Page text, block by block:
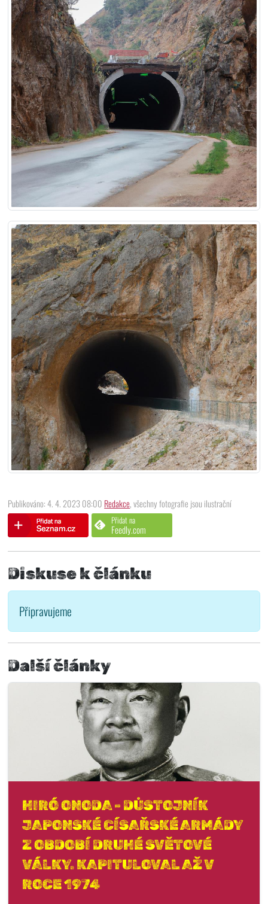
Publikováno: 4. 4. 2023 08:00 Redakce, všechny fotografie jsou ilustrační
Přidat na
Feedly.com
Diskuse k článku
Připravujeme
Další články
HIRÓ ONODA - DŮSTOJNÍK
JAPONSKÉ CÍSAŘSKÉ ARMÁDY
Z OBDOBÍ DRUHÉ SVĚTOVÉ
VÁLKY. KAPITULOVAL AŽ V
ROCE 1974